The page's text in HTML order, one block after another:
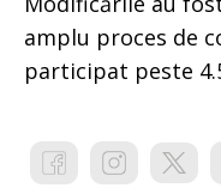
amplu proces de
participat peste